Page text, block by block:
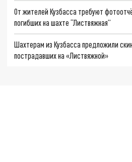
От жителей Кузбасса требуют
погибших на шахте “Листвяжная”
Шахтерам из Кузбасса предложили
пострадавших на «Листвяжной»